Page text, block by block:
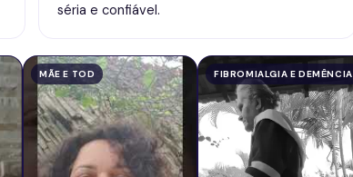
séria e confiável.
MÃE E TOD FIBROMIALGIA E DEMÊNCIA